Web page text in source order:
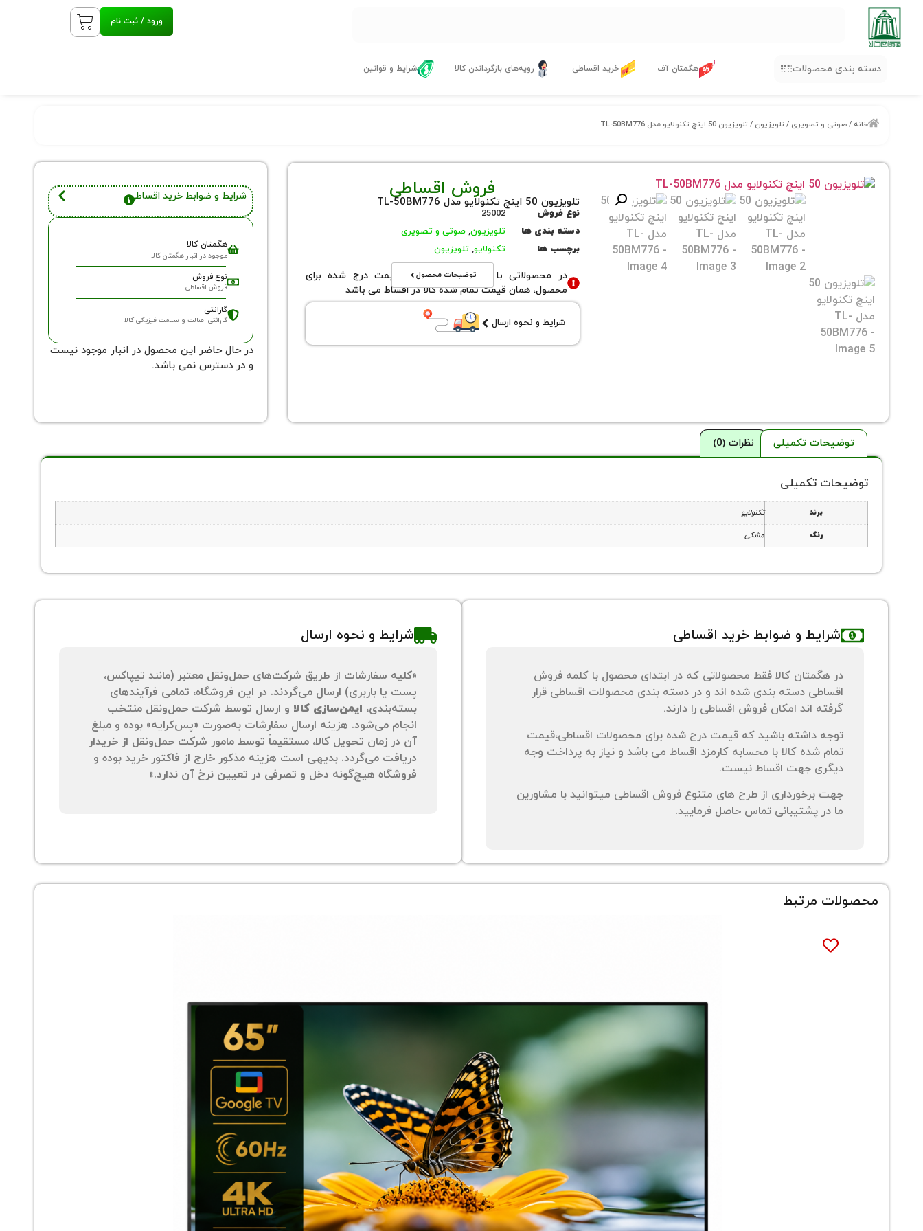
ورود / ثبت نام
دسته بندی محصولات هگمتان آف خرید اقساطی رویه‌های بازگرداندن کالا شرایط و قوانین
خانه /صوتی و تصویری / تلویزیون / تلویزیون 50 اینچ تکنولایو مدل TL-50BM776
فروش اقساطی
تلویزیون 50 اینچ تکنولایو مدل TL-50BM776
نوع فروش
25002
دسته بندی ها
تلویزیون,صوتی و تصویری
برچسب ها
تکنولایو,تلویزیون
توضیحات محصول
در محصولاتی با نوع فروش اقساطی قیمت درج شده برای
محصول، همان قیمت تمام شده کالا در اقساط می باشد
شرایط و نحوه ارسال
شرایط و ضوابط خرید اقساطی
هگمتان کالا
موجود در انبار هگمتان کالا
نوع فروش
فروش اقساطی
گارانتی
گارانتی اصالت و سلامت فیزیکی کالا
در حال حاضر این محصول در انبار موجود نیست
و در دسترس نمی باشد.
توضیحات تکمیلی نظرات (0)
توضیحات تکمیلی
برند تکنولایو
رنگ مشکی
شرایط و ضوابط خرید اقساطی
در هگمتان کالا فقط محصولاتی که در ابتدای محصول با کلمه فروش
اقساطی دسته بندی شده اند و در دسته بندی محصولات اقساطی قرار
گرفته اند امکان فروش اقساطی را دارند.
توجه داشته باشید که قیمت درج شده برای محصولات اقساطی،قیمت
تمام شده کالا با محسابه کارمزد اقساط می باشد و نیاز به پرداخت وجه
دیگری جهت اقساط نیست.
جهت برخورداری از طرح های متنوع فروش اقساطی میتوانید با مشاورین
ما در پشتیبانی تماس حاصل فرمایید.
شرایط و نحوه ارسال
«کلیه سفارشات از طریق شرکت‌های حمل‌ونقل معتبر (مانند تیپاکس،
پست یا باربری) ارسال می‌گردند. در این فروشگاه، تمامی فرآیندهای
بسته‌بندی، ایمن‌سازی کالا و ارسال توسط شرکت حمل‌ونقل منتخب
انجام می‌شود. هزینه ارسال سفارشات به‌صورت «پس‌کرایه» بوده و مبلغ
آن در زمان تحویل کالا، مستقیماً توسط مامور شرکت حمل‌ونقل از خریدار
دریافت می‌گردد. بدیهی است هزینه مذکور خارج از فاکتور خرید بوده و
فروشگاه هیچ‌گونه دخل و تصرفی در تعیین نرخ آن ندارد.»
محصولات مرتبط